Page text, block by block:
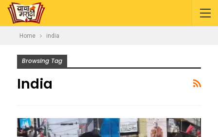
Home india
Browsing Tag
India